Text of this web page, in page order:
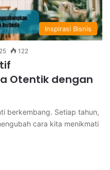
Inspirasi Bisnis
122
Otentik dengan
berkembang. Setiap tahun,
cara kita menikmati